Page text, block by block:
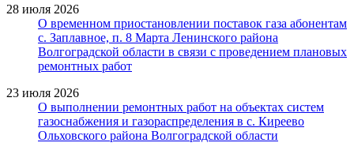
28 июля 2026
О временном приостановлении поставок газа абонентам
с. Заплавное, п. 8 Марта Ленинского района
Волгоградской области в связи с проведением плановых
ремонтных работ
23 июля 2026
О выполнении ремонтных работ на объектах систем
газоснабжения и газораспределения в с. Киреево
Ольховского района Волгоградской области